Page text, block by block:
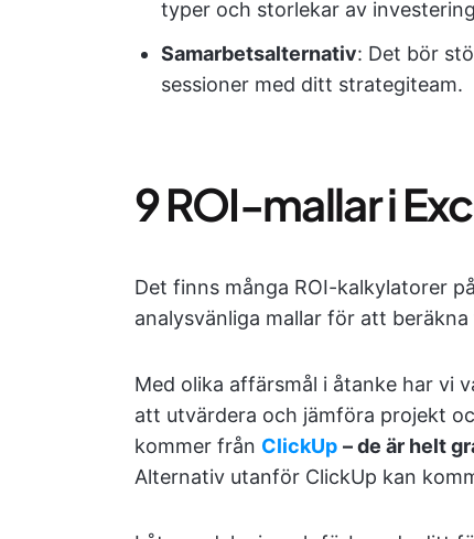
typer och storlekar av
Samarbetsalternativ: Det bör
sessioner med ditt strategiteam.
9 ROI-mallar i
Det finns många ROI-kalkylatorer
analysvänliga mallar för att
Med olika affärsmål i åtanke har vi
att utvärdera och jämföra projekt
kommer från ClickUp – de är helt
Alternativ utanför ClickUp kan